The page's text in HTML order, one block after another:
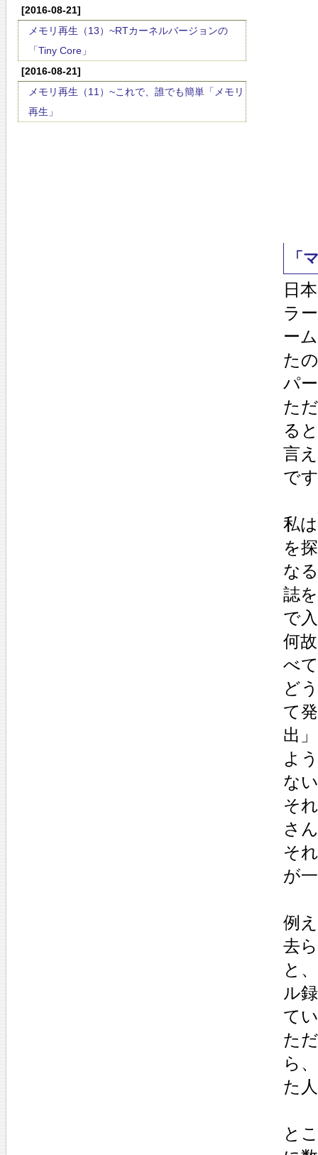
[2016-08-21]
メモリ再生（13）~RTカーネルバージョンの
「Tiny Core」
[2016-08-21]
メモリ再生（11）~これで、誰でも簡単「メモリ
再生」
「
日
ラ
ー
た
パ
た
る
言
で
私
を
な
誌
で
何
べ
ど
て
出
よ
な
そ
さ
そ
が
例
去
と
ル
て
た
ら
た
と